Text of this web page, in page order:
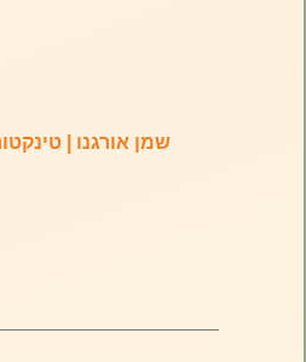
שמן אורגנו | טינקטורה